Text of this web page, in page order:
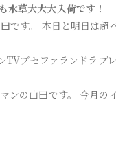
水草大大大入荷です！
です。 本日と明日は
TVブセファランドラ プ
ンの山田です。 今月